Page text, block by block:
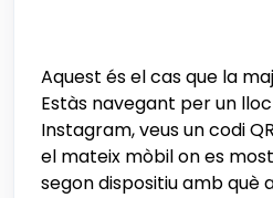
Aquest és el cas que la
Estàs navegant per un
Instagram, veus un codi
el mateix mòbil on es
segon dispositiu amb què